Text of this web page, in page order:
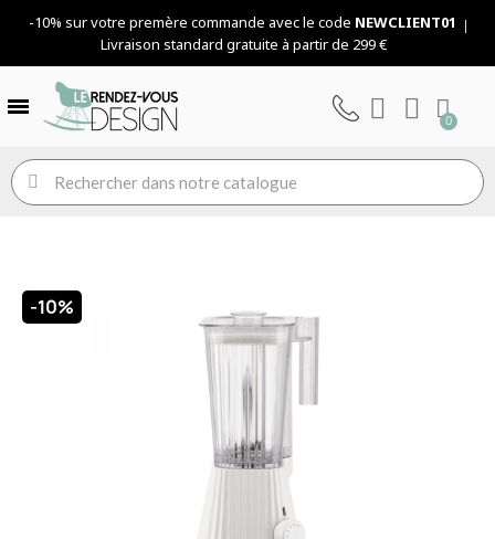
-10% sur votre premère commande avec le code NEWCLIENT01
Livraison standard gratuite à partir de 299 €
-10%